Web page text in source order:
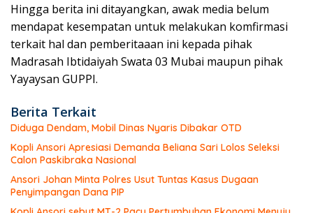
Hingga berita ini ditayangkan, awak media belum
mendapat kesempatan untuk melakukan komfirmasi
terkait hal dan pemberitaaan ini kepada pihak
Madrasah Ibtidaiyah Swata 03 Mubai maupun pihak
Yayaysan GUPPI.
Berita Terkait
Diduga Dendam, Mobil Dinas Nyaris Dibakar OTD
Kopli Ansori Apresiasi Demanda Beliana Sari Lolos Seleksi
Calon Paskibraka Nasional
Ansori Johan Minta Polres Usut Tuntas Kasus Dugaan
Penyimpangan Dana PIP